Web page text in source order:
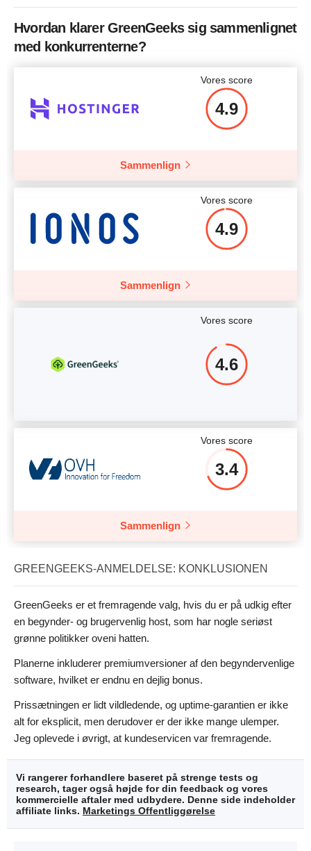
Flere detaljer
Pris $19.95
Hvordan klarer GreenGeeks sig sammenlignet
med konkurrenterne?
Vores score
4.9
Sammenlign
Vores score
4.9
Sammenlign
Vores score
4.6
Vores score
3.4
Sammenlign
GREENGEEKS-ANMELDELSE: KONKLUSIONEN
GreenGeeks er et fremragende valg, hvis du er på udkig efter
en begynder- og brugervenlig host, som har nogle seriøst
grønne politikker oveni hatten.
Planerne inkluderer premiumversioner af den begyndervenlige
software, hvilket er endnu en dejlig bonus.
Prissætningen er lidt vildledende, og uptime-garantien er ikke
alt for eksplicit, men derudover er der ikke mange ulemper.
Jeg oplevede i øvrigt, at kundeservicen var fremragende.
Vi rangerer forhandlere baseret på strenge tests og
research, tager også højde for din feedback og vores
kommercielle aftaler med udbydere. Denne side indeholder
affiliate links. Marketings Offentliggørelse